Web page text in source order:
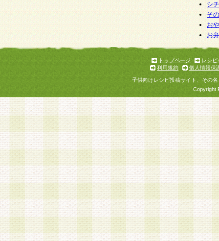
シ
そ
お
お
トップページ
レシピ
利用規約
個人情報保
子供向けレシピ投稿サイト、その
Copyright